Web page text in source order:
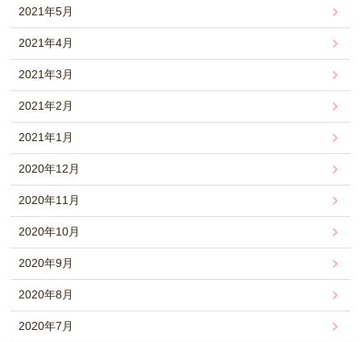
2021年5月
2021年4月
2021年3月
2021年2月
2021年1月
2020年12月
2020年11月
2020年10月
2020年9月
2020年8月
2020年7月